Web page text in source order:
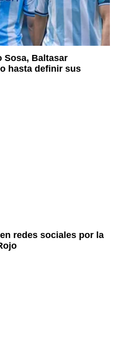
Sosa, Baltasar
hasta definir sus
redes sociales por la